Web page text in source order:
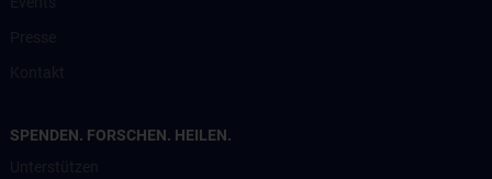
SPENDEN. FORSCHEN. HEILEN.